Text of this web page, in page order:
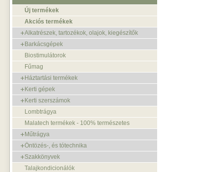
Új termékek
Akciós termékek
Alkatrészek, tartozékok, olajok, kiegészítők
Barkácsgépek
Biostimulátorok
Fűmag
Háztartási termékek
Kerti gépek
Kerti szerszámok
Lombtrágya
Malatech termékek - 100% természetes
Műtrágya
Öntözés-, és tótechnika
Szakkönyvek
Talajkondicionálók